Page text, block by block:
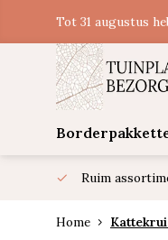
Tot 31 augustus
Ruim
Home